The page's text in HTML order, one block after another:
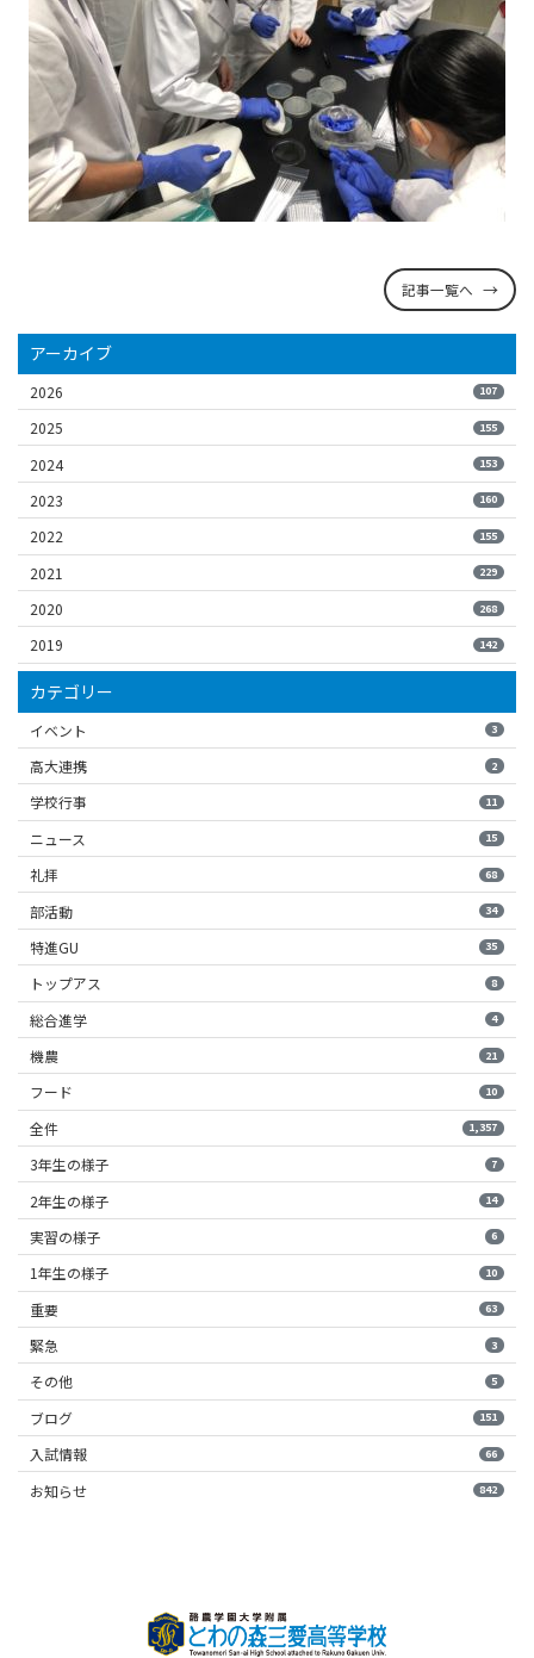
記事一覧へ
アーカイブ
2026 107
2025 155
2024 153
2023 160
2022 155
2021 229
2020 268
2019 142
カテゴリー
イベント 3
高大連携 2
学校行事 11
ニュース 15
礼拝 68
部活動 34
特進GU 35
トップアス 8
総合進学 4
機農 21
フード 10
全件 1,357
3年生の様子 7
2年生の様子 14
実習の様子 6
1年生の様子 10
重要 63
緊急 3
その他 5
ブログ 151
入試情報 66
お知らせ 842